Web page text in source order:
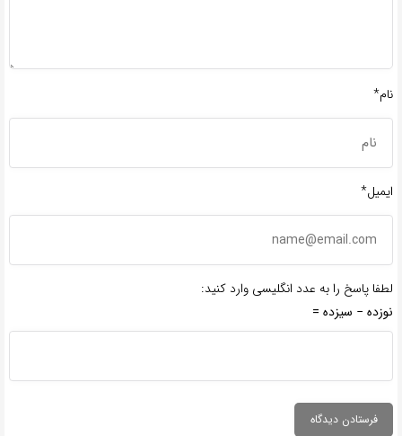
نام*
ایمیل*
لطفا پاسخ را به عدد انگلیسی وارد کنید:
نوزده − سیزده =